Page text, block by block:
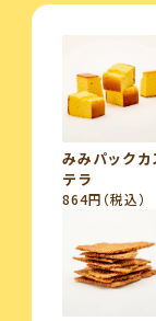
みみパックカ
テラ
864円（税込）